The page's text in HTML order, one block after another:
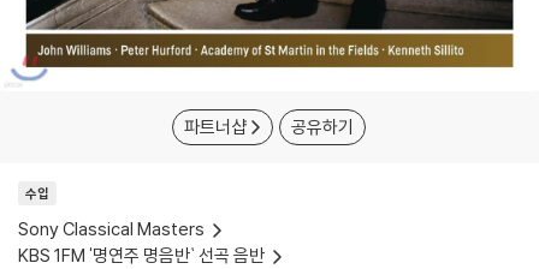
파트너샵 공유하기
수입
Sony Classical Masters
KBS 1FM '명연주 명음반` 선곡 음반